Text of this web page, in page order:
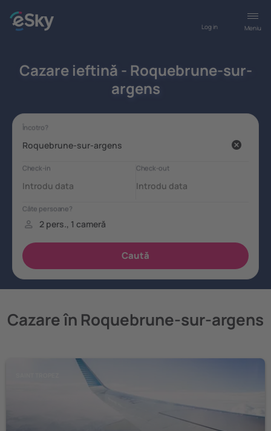
Meniu
Log in
Cazare ieftină - Roquebrune-sur-
argens
Cazare în Roquebrune-sur-argens